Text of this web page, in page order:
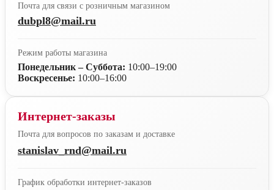
Почта для связи с розничным магазином
dubpl8@mail.ru
Режим работы магазина
Понедельник – Суббота: 10:00–19:00
Воскресенье: 10:00–16:00
Интернет-заказы
Почта для вопросов по заказам и доставке
stanislav_rnd@mail.ru
График обработки интернет-заказов